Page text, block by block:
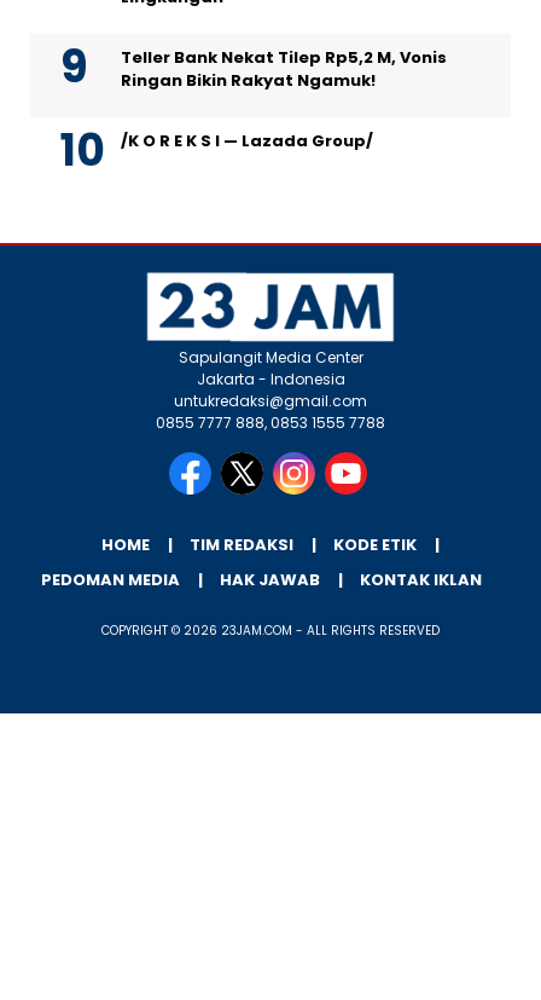
Teller Bank Nekat Tilep Rp5,2 M, Vonis
Ringan Bikin Rakyat Ngamuk!
/K O R E K S I — Lazada Group/
Sapulangit Media Center
Jakarta - Indonesia
untukredaksi@gmail.com
0855 7777 888, 0853 1555 7788
HOME TIM REDAKSI
KODE ETIK
PEDOMAN MEDIA
HAK JAWAB KONTAK IKLAN
COPYRIGHT © 2026 23JAM.COM - ALL RIGHTS RESERVED